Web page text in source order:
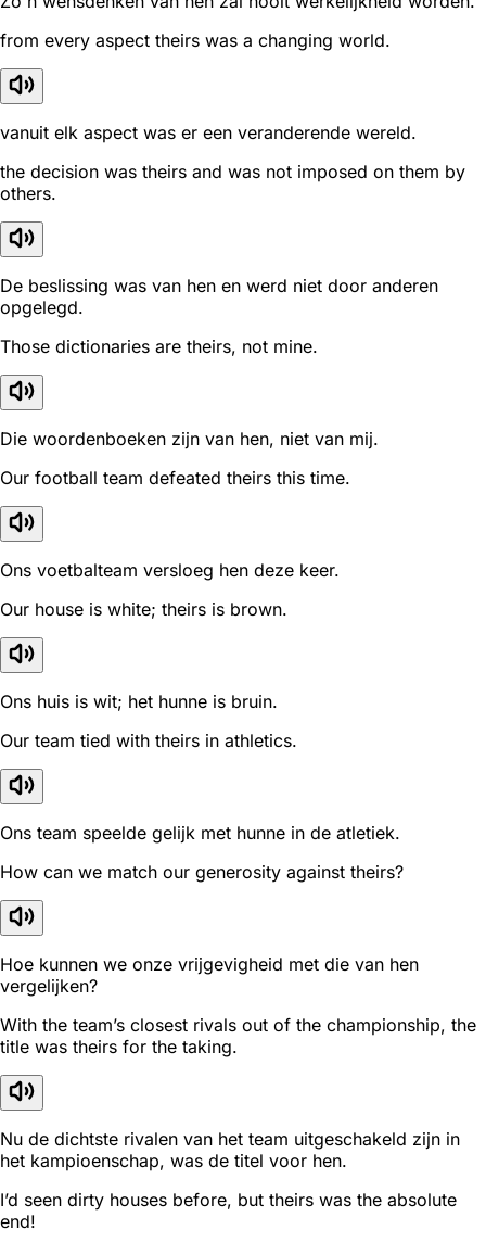
from every aspect theirs was a changing world.
vanuit elk aspect was er een veranderende wereld.
the decision was theirs and was not imposed on them by
others.
De beslissing was van hen en werd niet door anderen
opgelegd.
Those dictionaries are theirs, not mine.
Die woordenboeken zijn van hen, niet van mij.
Our football team defeated theirs this time.
Ons voetbalteam versloeg hen deze keer.
Our house is white; theirs is brown.
Ons huis is wit; het hunne is bruin.
Our team tied with theirs in athletics.
Ons team speelde gelijk met hunne in de atletiek.
How can we match our generosity against theirs?
Hoe kunnen we onze vrijgevigheid met die van hen
vergelijken?
With the team’s closest rivals out of the championship, the
title was theirs for the taking.
Nu de dichtste rivalen van het team uitgeschakeld zijn in
het kampioenschap, was de titel voor hen.
I’d seen dirty houses before, but theirs was the absolute
end!